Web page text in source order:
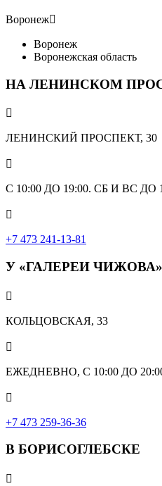
Воронеж
Воронеж
Воронежская область
НА ЛЕНИНСКОМ

ЛЕНИНСКИЙ ПРОСПЕКТ, 30

С 10:00 ДО 19:00. СБ И ВС ДО

+7 473 241-13-81
У «ГАЛЕРЕИ ЧИЖОВА»

КОЛЬЦОВСКАЯ, 33

ЕЖЕДНЕВНО, С 10:00 ДО

‎+7 473 259-36-36
В БОРИСОГЛЕБСКЕ
